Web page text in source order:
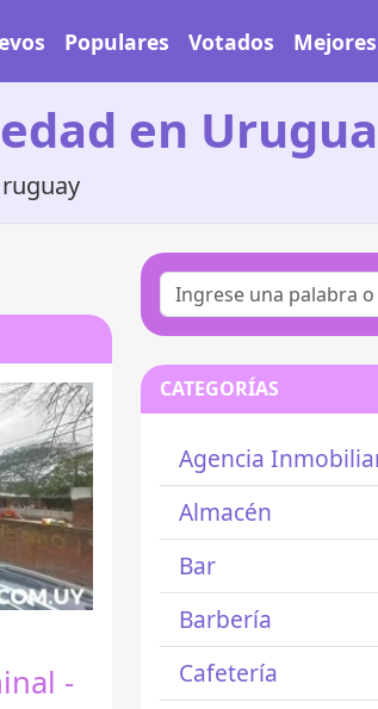
Populares Votados Mejores
en
-
CATEGORÍAS
Agencia
Almacén
Bar
Barbería
Cafetería